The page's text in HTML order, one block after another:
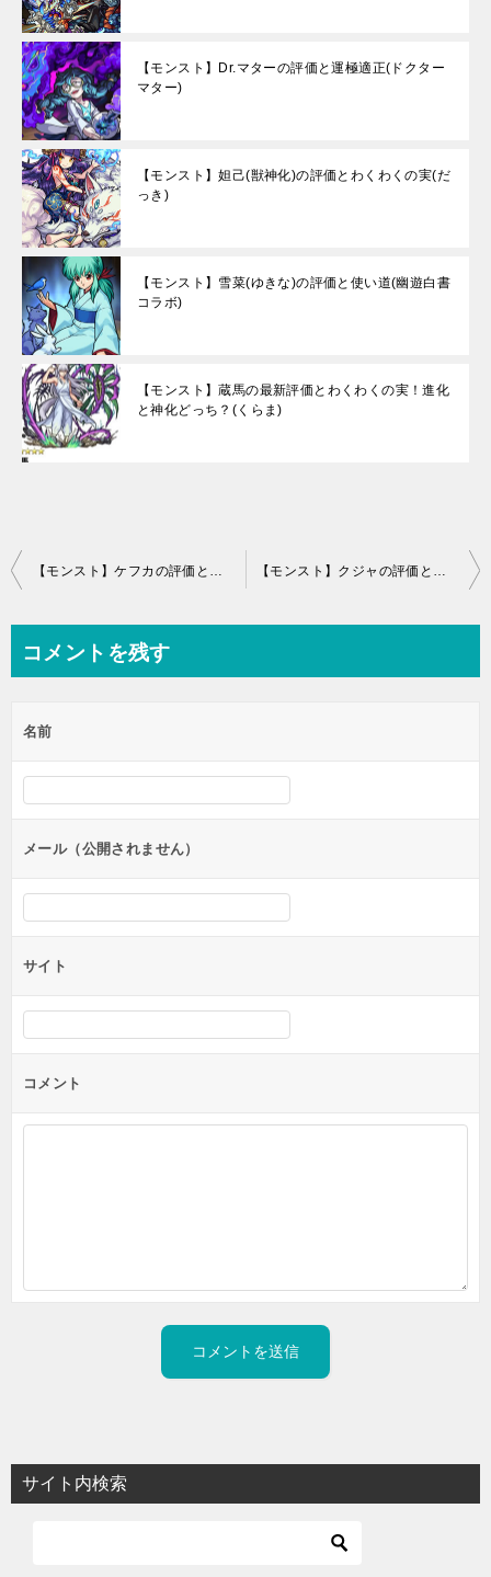
【モンスト】Dr.マターの評価と運極適正(ドクター
マター)
【モンスト】妲己(獣神化)の評価とわくわくの実(だ
っき)
【モンスト】雪菜(ゆきな)の評価と使い道(幽遊白書
コラボ)
【モンスト】蔵馬の最新評価とわくわくの実！進化
と神化どっち？(くらま)
投
ビ
ー
シ
ン
【モンスト】ケフカの評価と運極適正 【モンスト】クジャの評価と素材の使い道
コメントを残す
名前
メール（公開されません）
サイト
コメント
サイト内検索